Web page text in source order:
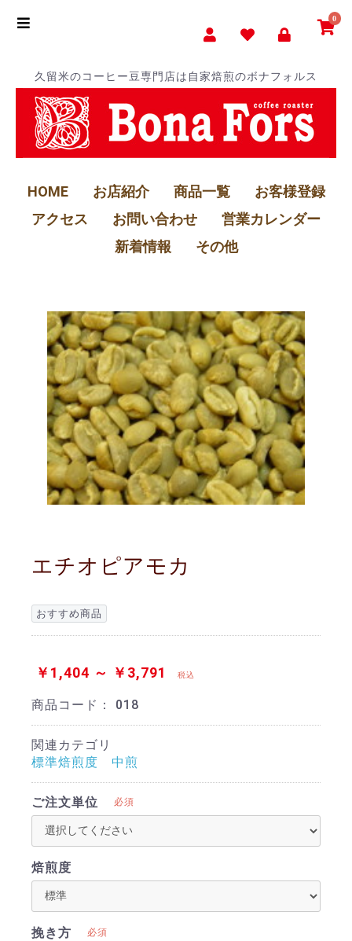
0
久留米のコーヒー豆専門店は自家焙煎のボナフォルス
HOME お店紹介 商品一覧
お客様登録
アクセス
お問い合わせ
営業カレンダー
新着情報
その他
エチオピアモカ
おすすめ商品
￥1,404 ～ ￥3,791 税込
商品コード： 018
関連カテゴリ
標準焙煎度 中煎
ご注文単位 必須
焙煎度
挽き方 必須